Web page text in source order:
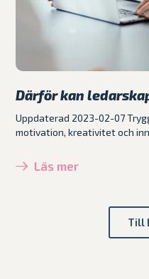
Därför kan
Uppdaterad 2023-02-07
motivation, kreativitet och
Läs mer
Till